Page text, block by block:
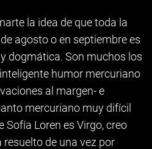
la idea de que toda la
agosto o en septiembre es
dogmática. Son muchos los
humor mercuriano
al margen- e
mercuriano muy difícil
Sofía Loren es Virgo, creo
resuelto de una vez por